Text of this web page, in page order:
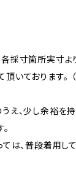
各採寸箇所実寸よ
いております。
え、少し余裕を
ては、普段着用